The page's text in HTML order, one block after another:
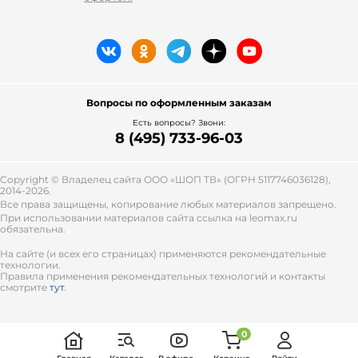
0
Вопросы по оформленным заказам
Есть вопросы? Звони:
8 (495) 733-96-03
Copyright © Владелец сайта ООО «ШОП ТВ» (ОГРН 5117746036128),
2014-2026.
Все права защищены, копирование любых материалов запрещено.
При использовании материалов сайта ссылка на leomax.ru
обязательна.
На сайте (и всех его страницах) применяются рекомендательные
технологии.
Правила применения рекомендательных технологий и контакты
смотрите тут.